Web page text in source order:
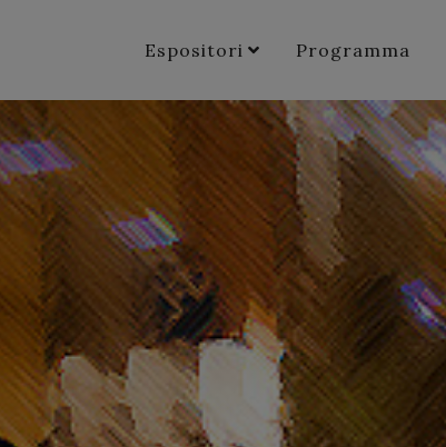
Espositori Programma